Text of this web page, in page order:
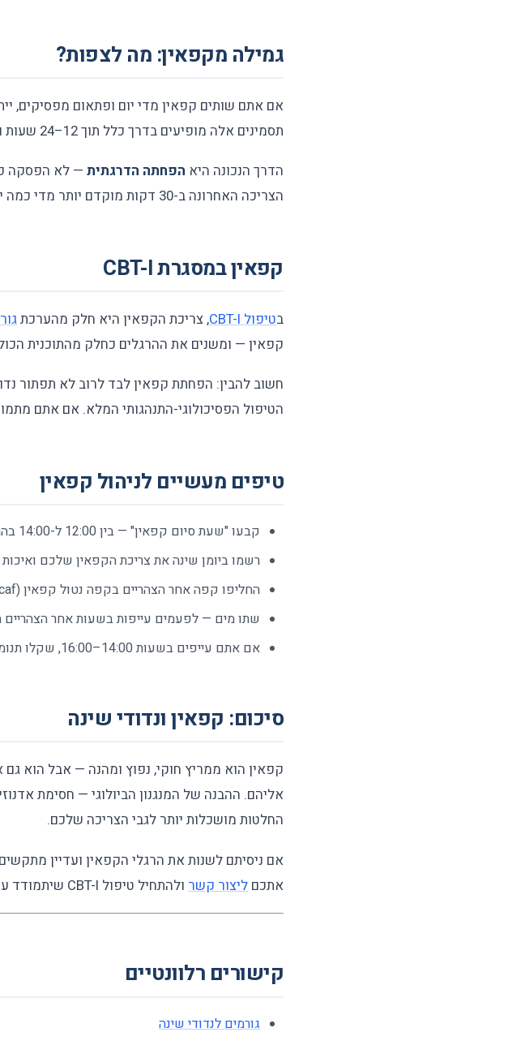
גמילה מקפאין: מה לצפות?
אם אתם שותים קפאין מדי יום ופתאום מפסיקים,
תסמינים אלה מופיעים בדרך כלל תוך 12–24 שעות ונמשכים 2–9 ימים.
הדרך הנכונה היא הפחתה הדרגתית
הצריכה האחרונה ב-30 דקות מוקדם יותר מדי כמה ימים.
קפאין במסגרת CBT-I
בטיפול CBT-I , צריכת הקפאין היא חלק מהערכת
קפאין — ומשנים את ההרגלים כחלק מהתוכנית
חשוב להבין: הפחתת קפאין לבד לרוב לא תפתור
הטיפול הפסיכולוגי-התנהגותי המלא. אם אתם
טיפים מעשיים לניהול קפאין
קבעו "שעת סיום קפאין" — בין 12:00 ל-14:00 בהתאם לרגישות שלכם
רשמו ביומן שינה את צריכת הקפאין שלכם
החליפו קפה אחר הצהריים בקפה נטול קפאין (decaf) — הרגל הטקס נשמר, ההפרעה לשינה נחלשת
שתו מים — לפעמים עייפות בשעות אחר הצהריים
אם אתם עייפים בשעות 14:00–16:00, שקלו תנומה קצרה (20–30 דקות) במקום קפה
סיכום: קפאין ונדודי שינה
קפאין הוא ממריץ חוקי, נפוץ ומהנה — אבל הוא
החלטות מושכלות יותר לגבי הצריכה שלכם.
אם ניסיתם לשנות את הרגלי הקפאין ועדיין
אתכם ליצור קשר ולהתחיל טיפול CBT-I שיתמודד עם כל הגורמים יחד.
קישורים רלוונטיים
גורמים לנדודי שינה